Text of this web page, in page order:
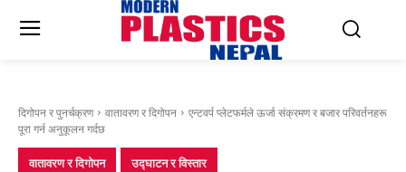
दिगोपन र पुनर्चक्रण वातावरण र दिगोपन
एन्टवर्प प्लेटफर्मले ऊर्जा संक्रमण र बजार परिवर्तनहरू
पूरा गर्न अनुकूलन गर्दछ
वातावरण र दिगोपन उद्घाटन र विस्तार